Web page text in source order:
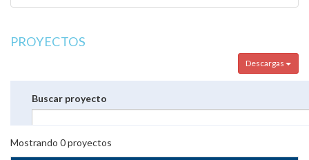
PROYECTOS
Descargas
Buscar proyecto
Mostrando 0proyectos